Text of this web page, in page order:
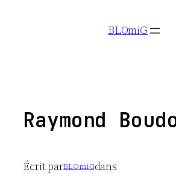
BLOmiG
Raymond
Écrit parBLOmiGdans